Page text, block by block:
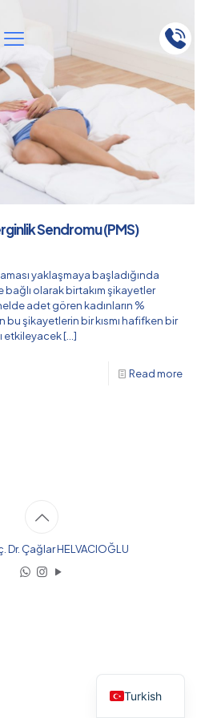
Sendromu (PMS)
yaklaşmaya başladığında
olarak birtakım şikayetler
adet gören kadınların %
bu şikayetlerin bir kısmı hafifken bir
etkileyacek[…]
Read more
Dr. Çağlar HELVACIOĞLU
Turkish